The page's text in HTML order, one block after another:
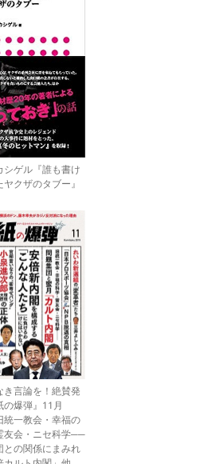
シゲル『誰も書け
クザのタブー』
き言論を！絶賛発
の爆弾』11月
一教会・幸福の
友会・ニセ科学──
との関係にまみれ